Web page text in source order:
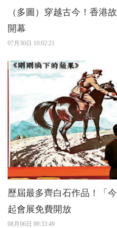
（多圖）穿越古今！香港
開幕
07月30日 10:02:21
歷屆最多齊白石作品！「
起會展免費開放
08月06日 00:33:49